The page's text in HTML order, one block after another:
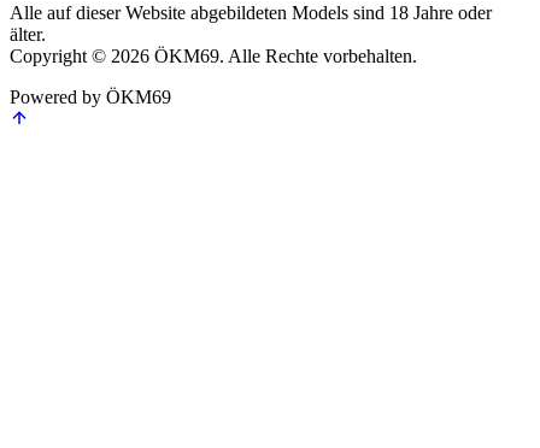
Alle auf dieser Website abgebildeten Models sind 18 Jahre oder
älter.
Copyright © 2026 ÖKM69. Alle Rechte vorbehalten.
Powered by ÖKM69